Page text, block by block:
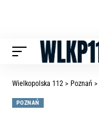
Wielkopolska 112 > Poznań >
POZNAŃ